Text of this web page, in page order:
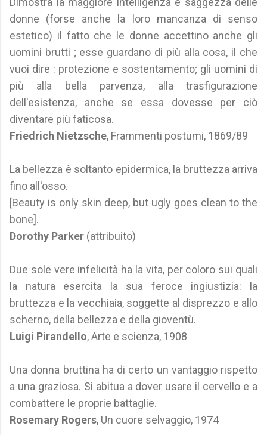
donne (forse anche la loro mancanza di senso
estetico) il fatto che le donne accettino anche gli
uomini brutti ; esse guardano di più alla cosa, il che
vuoi dire : protezione e sostentamento; gli uomini di
più alla bella parvenza, alla trasfigurazione
dell'esistenza, anche se essa dovesse per ciò
diventare più faticosa.
Friedrich Nietzsche, Frammenti postumi, 1869/89
La bellezza è soltanto epidermica, la bruttezza arriva
fino all'osso.
[Beauty is only skin deep, but ugly goes clean to the
bone].
Dorothy Parker (attribuito)
Due sole vere infelicità ha la vita, per coloro sui quali
la natura esercita la sua feroce ingiustizia: la
bruttezza e la vecchiaia, soggette al disprezzo e allo
scherno, della bellezza e della gioventù.
Luigi Pirandello, Arte e scienza, 1908
Una donna bruttina ha di certo un vantaggio rispetto
a una graziosa. Si abitua a dover usare il cervello e a
combattere le proprie battaglie.
Rosemary Rogers, Un cuore selvaggio, 1974